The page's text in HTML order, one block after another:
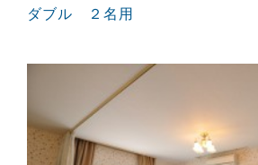
ダブル ２名用